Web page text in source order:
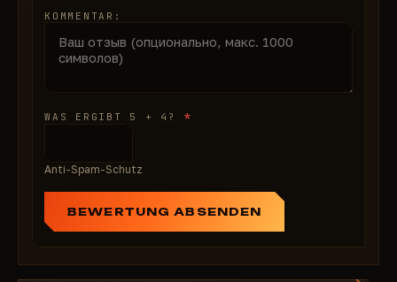
KOMMENTAR:
WAS ERGIBT 5 + 4? *
Anti-Spam-Schutz
BEWERTUNG ABSENDEN